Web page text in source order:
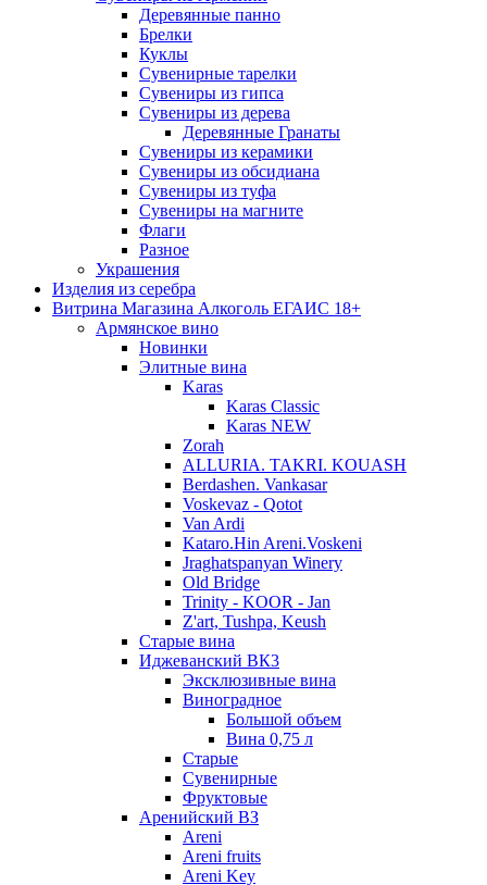
Деревянные панно
Брелки
Куклы
Сувенирные тарелки
Сувениры из гипса
Сувениры из дерева
Деревянные Гранаты
Сувениры из керамики
Сувениры из обсидиана
Сувениры из туфа
Сувениры на магните
Флаги
Разное
Украшения
Изделия из серебра
Витрина Магазина Алкоголь ЕГАИС 18+
Армянское вино
Новинки
Элитные вина
Karas
Karas Classic
Karas NEW
Zorah
ALLURIA. TAKRI. KOUASH
Berdashen. Vankasar
Voskevaz - Qotot
Van Ardi
Kataro.Hin Areni.Voskeni
Jraghatspanyan Winery
Old Bridge
Trinity - KOOR - Jan
Z'art, Tushpa, Keush
Старые вина
Иджеванский ВК3
Эксклюзивные вина
Виноградное
Большой объем
Вина 0,75 л
Старые
Сувенирные
Фруктовые
Аренийский ВЗ
Areni
Areni fruits
Areni Key